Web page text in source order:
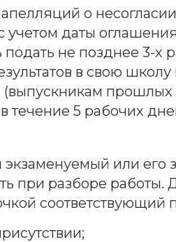
о
учетом даты
подать не позднее 3-х
в свою школу
(выпускникам
течение 5 рабочих
или его
при разборе работы.
соответствующий